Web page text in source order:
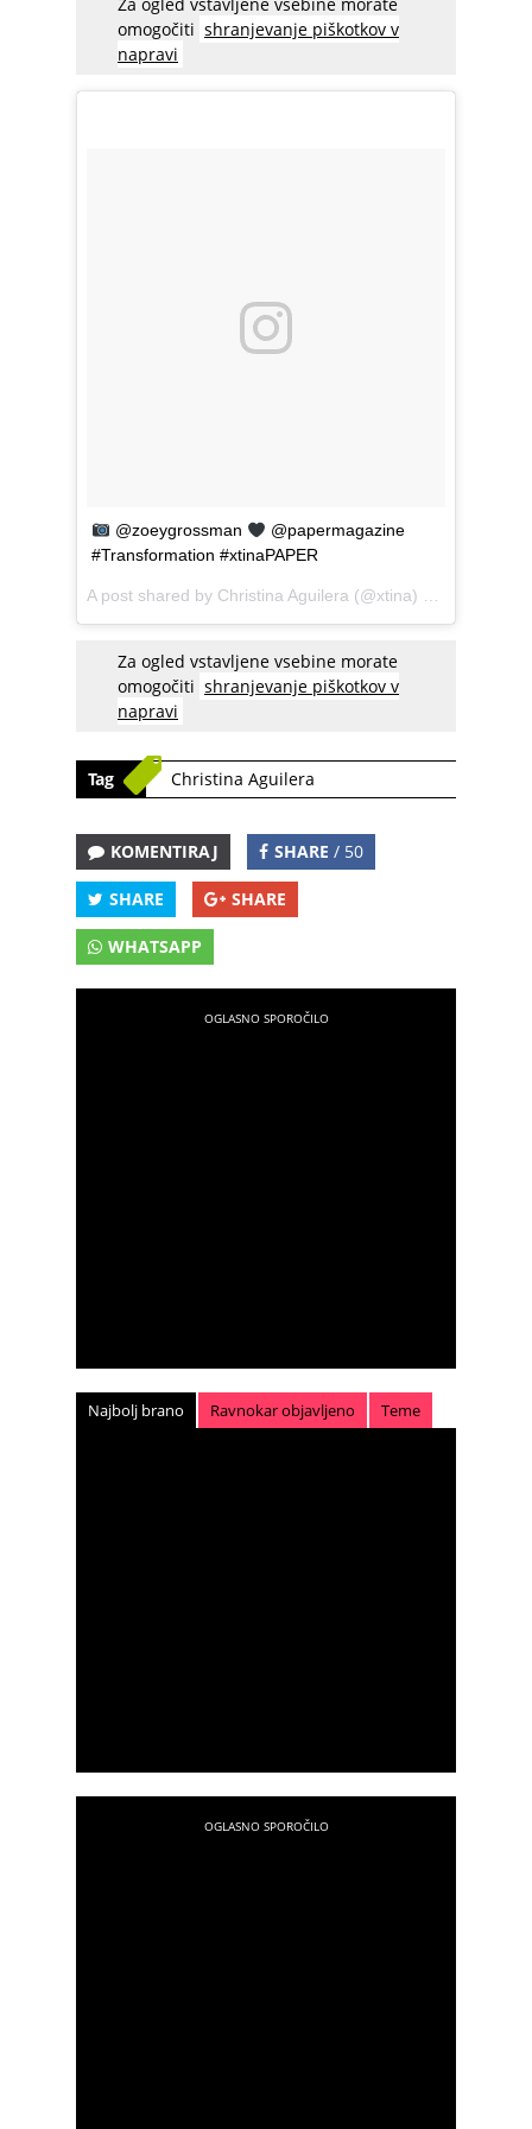
omogočiti shranjevanje piškotkov v
napravi
@zoeygrossman
@papermagazine
#Transformation #xtinaPAPER
A post shared by Christina Aguilera (@xtina) on
Za ogled vstavljene vsebine morate
omogočiti shranjevanje piškotkov v
napravi
Tag Christina Aguilera
KOMENTIRAJ SHARE / 50
SHARE SHARE
WHATSAPP
Najbolj brano Ravnokar objavljeno Teme